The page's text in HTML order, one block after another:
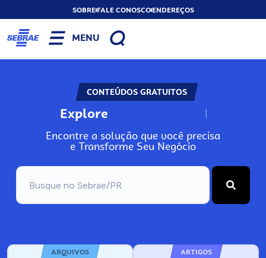
SOBREFALE CONOSCOENDEREÇOS
MENU
CONTEÚDOS GRATUITOS
Explore N
Encontre a solução que você precisa
e Transforme Seu Negócio
ARQUIVOS ARTIGOS